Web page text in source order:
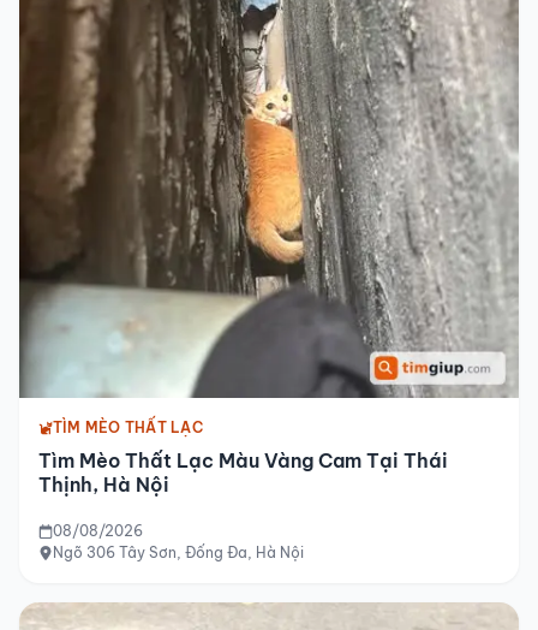
TÌM MÈO THẤT LẠC
Tìm Mèo Thất Lạc Màu Vàng Cam Tại Thái
Thịnh, Hà Nội
08/08/2026
Ngõ 306 Tây Sơn, Đống Đa, Hà Nội